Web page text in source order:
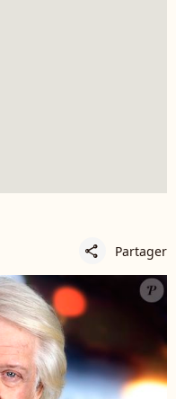
share Partager